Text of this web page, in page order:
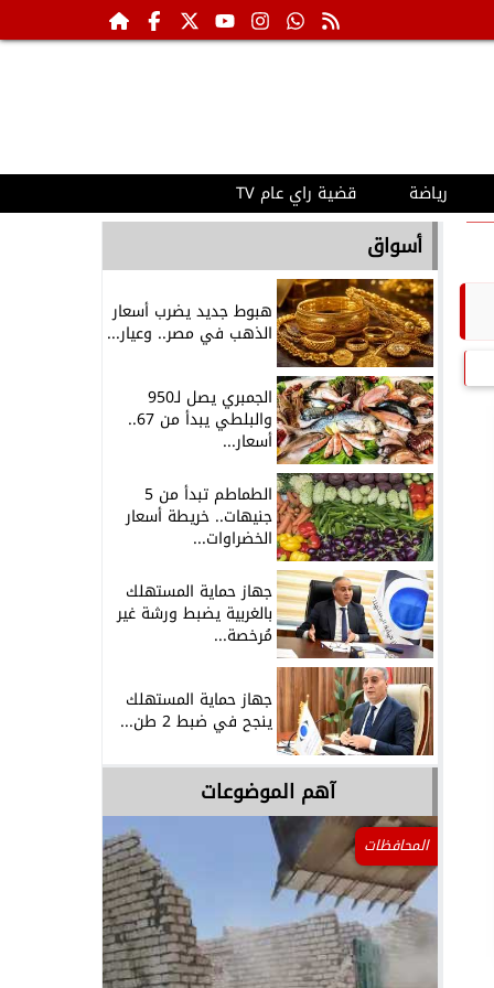
رياضة قضية راي عام TV
أسواق
هبوط جديد يضرب أسعار
الذهب في مصر.. وعيار...
الجمبري يصل لـ950
والبلطي يبدأ من 67..
أسعار...
الطماطم تبدأ من 5
جنيهات.. خريطة أسعار
الخضراوات...
جهاز حماية المستهلك
بالغربية يضبط ورشة غير
مُرخصة...
جهاز حماية المستهلك
ينجح في ضبط 2 طن...
آهم الموضوعات
المحافظات